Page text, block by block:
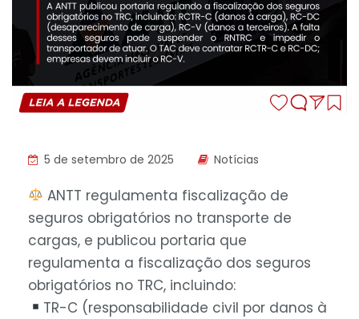
5 de setembro de 2025 Notícias
ANTT regulamenta fiscalização de
seguros obrigatórios no transporte de
cargas, e publicou portaria que
regulamenta a fiscalização dos seguros
obrigatórios no TRC, incluindo:
TR-C (responsabilidade civil por danos à